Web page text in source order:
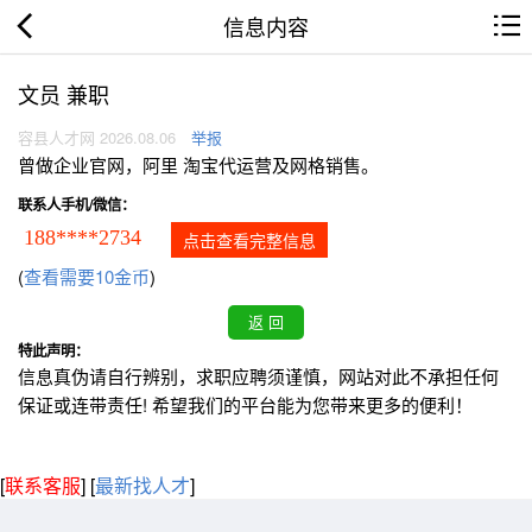
信息内容
文员 兼职
容县人才网 2026.08.06 举报
曾做企业官网，阿里 淘宝代运营及网格销售。
联系人手机/微信：
188****2734 点击查看完整信息
(查看需要10金币)
特此声明：
信息真伪请自行辨别，求职应聘须谨慎，网站对此不承担任何
保证或连带责任! 希望我们的平台能为您带来更多的便利！
[联系客服] [最新找人才]